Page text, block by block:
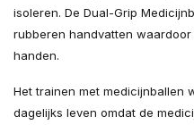
isoleren. De Dual-Grip
rubberen handvatten
handen.
Het trainen met medicijnballen
dagelijks leven omdat de